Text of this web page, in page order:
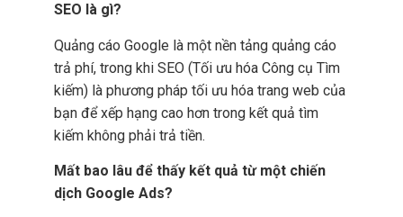
SEO là gì?
Quảng cáo Google là một nền tảng quảng cáo
trả phí, trong khi SEO (Tối ưu hóa Công cụ Tìm
kiếm) là phương pháp tối ưu hóa trang web của
bạn để xếp hạng cao hơn trong kết quả tìm
kiếm không phải trả tiền.
Mất bao lâu để thấy kết quả từ một chiến
dịch Google Ads?